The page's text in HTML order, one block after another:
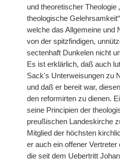
und theoretischer Theologie
theologische
welche das Allgemeine und
von der spitzfindigen,
sectenhaft Dunkelen nicht
Es ist erklärlich, daß auch
Sack's Unterweisungen zu
und daß er bereit war,
den reformirten zu dienen.
seine Principien der
preußischen Landeskirche
Mitglied der höchsten
er auch ein offener
die seit dem Uebertritt